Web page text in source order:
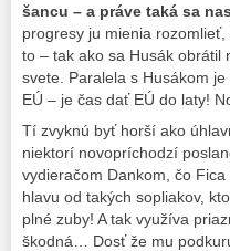
šancu – a práve taká sa
progresy ju mienia
to – tak ako sa Husák obrátil
svete. Paralela s Husákom
EÚ – je čas dať EÚ do laty!
Tí zvyknú byť horší ako
niektorí novopríchodzí
vydieračom Dankom, čo
hlavu od takých sopliakov,
plné zuby! A tak využíva
škodná… Dosť že mu